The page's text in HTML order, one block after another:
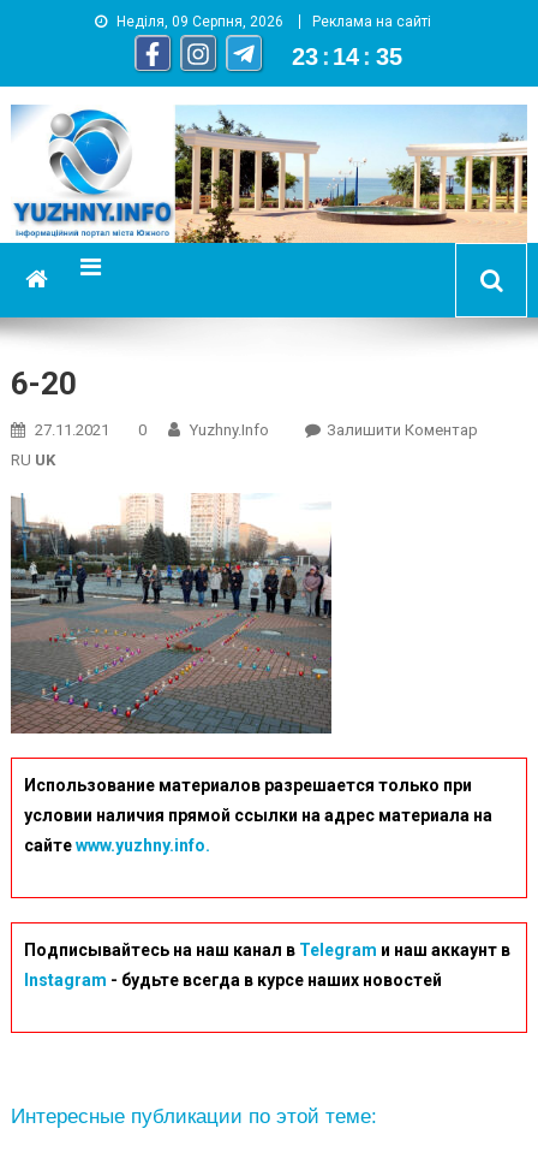
Неділя, 09 Серпня, 2026 Реклама на сайті
23 : 14 : 35
YUZHNY.INFO
информационный портал города Южный
6-20
27.11.2021 0 Yuzhny.info Залишити КоментарOn
RU UK
Использование материалов разрешается только при
условии наличия прямой ссылки на адрес материала на
сайтеwww.yuzhny.info.
Подписывайтесь на наш канал в Telegram и наш аккаунт в
Instagram - будьте всегда в курсе наших новостей
Интересные публикации по этой теме: